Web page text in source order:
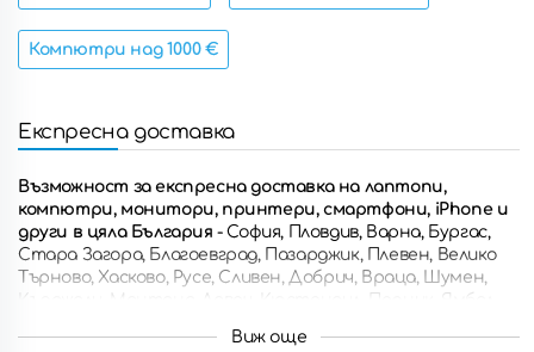
Компютри над 1000 €
Експресна доставка
Възможност за експресна доставка на лаптопи,
компютри, монитори, принтери, смартфони, iPhone и
други в цяла България - София, Пловдив, Варна, Бургас,
Стара Загора, Благоевград, Пазарджик, Плевен, Велико
Търново, Хасково, Русе, Сливен, Добрич, Враца, Шумен,
Кърджали, Монтана, Ловеч, Кюстендил, Перник, Ямбол,
Троян, Ботевград, Ямбол, Свищов, Дупница, Горна
Виж още